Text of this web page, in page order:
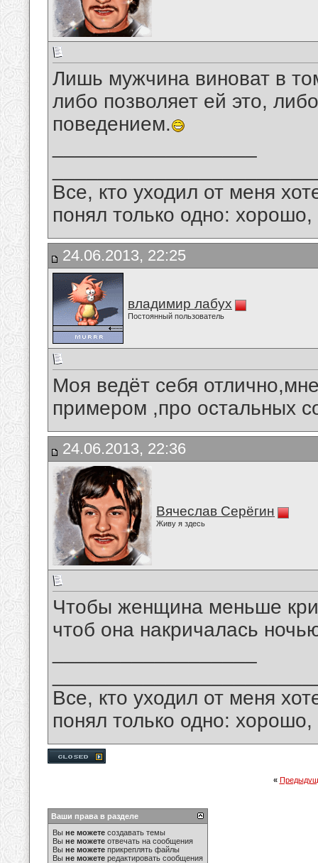
Лишь мужчина виноват в
либо позволяет ей это,
поведением.
Все, кто уходил от меня
понял только одно:
24.06.2013, 22:25
владимир лабух
Постоянный пользователь
Моя ведёт себя
примером ,про остальных
24.06.2013, 22:36
Вячеслав Серёгин
Живу я здесь
Чтобы женщина меньше
чтоб она накричалась
Все, кто уходил от меня
понял только одно:
«
Ваши права в разделе
Вы не можете создавать темы
Вы не можете отвечать на сообщения
Вы не можете прикреплять файлы
Вы не можете редактировать сообщения